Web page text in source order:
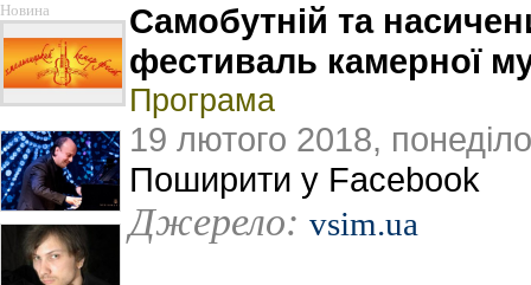
Новина
Самобутній та
фестиваль камерної
Програма
19 лютого 2018,
Поширити у Facebook
Джерело: vsim.ua